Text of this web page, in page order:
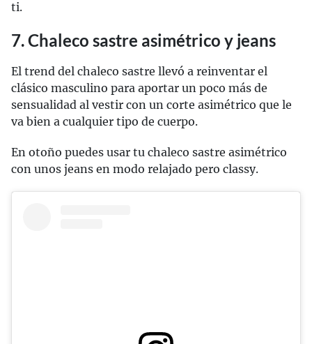
ti.
7. Chaleco sastre asimétrico y jeans
El trend del chaleco sastre llevó a reinventar el
clásico masculino para aportar un poco más de
sensualidad al vestir con un corte asimétrico que le
va bien a cualquier tipo de cuerpo.
En otoño puedes usar tu chaleco sastre asimétrico
con unos jeans en modo relajado pero classy.